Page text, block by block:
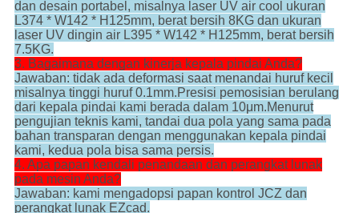
dan desain portabel, misalnya laser UV air cool ukuran
L374 * W142 * H125mm, berat bersih 8KG dan ukuran
laser UV dingin air L395 * W142 * H125mm, berat bersih
7.5KG.
3. Bagaimana dengan kinerja kepala pindai Anda?
Jawaban: tidak ada deformasi saat menandai huruf kecil
misalnya tinggi huruf 0.1mm.Presisi pemosisian berulang
dari kepala pindai kami berada dalam 10μm.Menurut
pengujian teknis kami, tandai dua pola yang sama pada
bahan transparan dengan menggunakan kepala pindai
kami, kedua pola bisa sama persis.
4. Apa papan kendali penandaan dan perangkat lunak
pada mesin Anda?
Jawaban: kami mengadopsi papan kontrol JCZ dan
perangkat lunak EZcad.